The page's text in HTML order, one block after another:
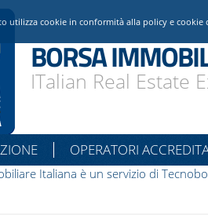
BORSA
ITalian Real Estate
OPERATORI
Italiana è un servizio di
utilizza cookie in conformità alla policy e